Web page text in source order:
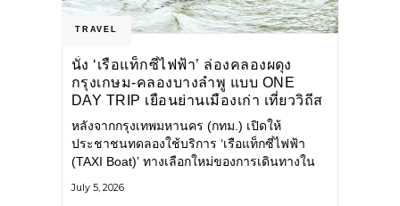
TRAVEL
นั่ง ‘เรือแท็กซี่ไฟฟ้า’ ล่องคลองผดุง
กรุงเกษม-คลองบางลำพู แบบ ONE
DAY TRIP เยือนย่านเมืองเก่า เที่ยววิถีส
โลว์ไลฟ์แบบรักษ์โลก
หลังจากกรุงเทพมหานคร (กทม.) เปิดให้
ประชาชนทดลองใช้บริการ ‘เรือแท็กซี่ไฟฟ้า
(TAXI Boat)’ ทางเลือกใหม่ของการเดินทางใน
แวดล้อม ผ่านแอปพลิเคชัน MuvMi (มูฟมี)
July 5, 2026